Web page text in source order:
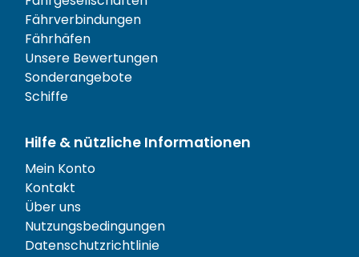
Fährverbindungen
Fährhäfen
Unsere Bewertungen
Sonderangebote
Schiffe
Hilfe & nützliche Informationen
Mein Konto
Kontakt
Über uns
Nutzungsbedingungen
Datenschutzrichtlinie